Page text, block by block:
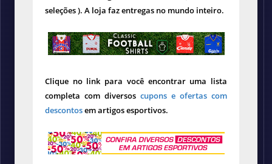
seleções ). A loja faz entregas no mundo inteiro.
Clique no link para você encontrar uma lista
completa com diversos cupons e ofertas com
descontosem artigos esportivos.